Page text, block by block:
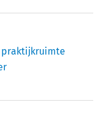
praktijkruimte